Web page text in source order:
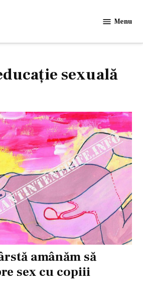
Menu
sexuală
amânăm să
sex cu copiii